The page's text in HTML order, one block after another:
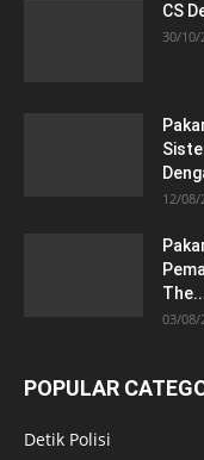
CS
30/10/
12/08/
03/08/
POPULAR
Detik Polisi